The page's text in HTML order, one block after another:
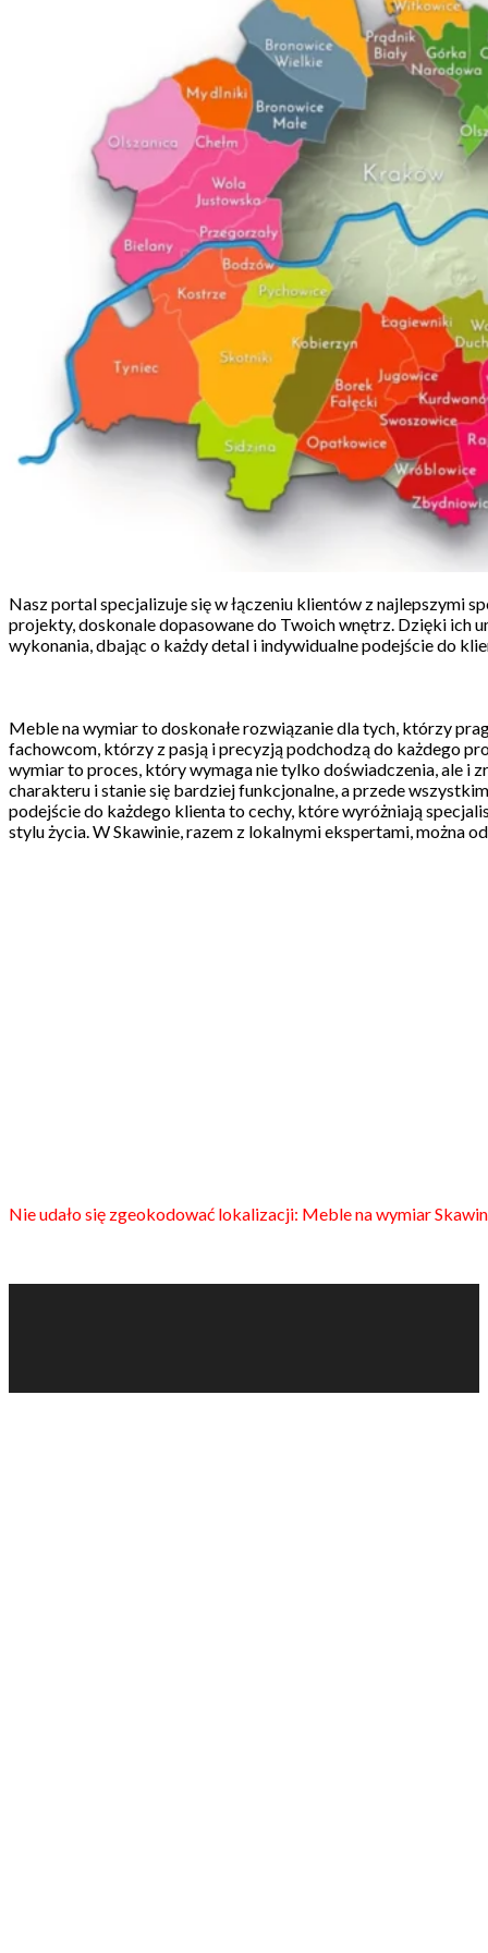
Nasz portal specjalizuje się w łączeniu klientów z najlepszymi
projekty, doskonale dopasowane do Twoich wnętrz. Dzięki ich
wykonania, dbając o każdy detal i indywidualne podejście do
Meble na wymiar to doskonałe rozwiązanie dla tych, którzy
fachowcom, którzy z pasją i precyzją podchodzą do każdego
wymiar to proces, który wymaga nie tylko doświadczenia, ale i
charakteru i stanie się bardziej funkcjonalne, a przede
podejście do każdego klienta to cechy, które wyróżniają
stylu życia. W Skawinie, razem z lokalnymi ekspertami, można
Nie udało się zgeokodować lokalizacji: Meble na wymiar